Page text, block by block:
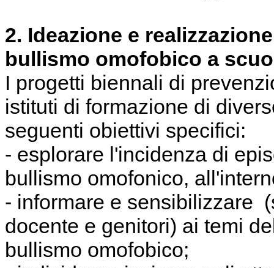
2. Ideazione e
bullismo omofobico a
I progetti biennali di
istituti di formazione di
seguenti obiettivi specifici:
- esplorare l'incidenza di
bullismo omofonico,
- informare e sensibilizzare
docente e genitori) ai temi
bullismo omofobico;